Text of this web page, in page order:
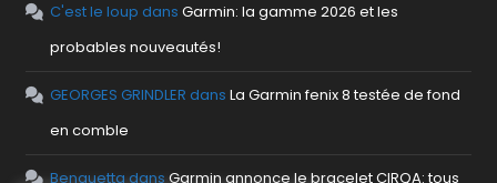
C'est le loup dansGarmin: la gamme 2026 et les
probables nouveautés!
GEORGES GRINDLER dansLa Garmin fenix 8 testée de fond
en comble
Benguetta dansGarmin annonce le bracelet CIRQA: tous